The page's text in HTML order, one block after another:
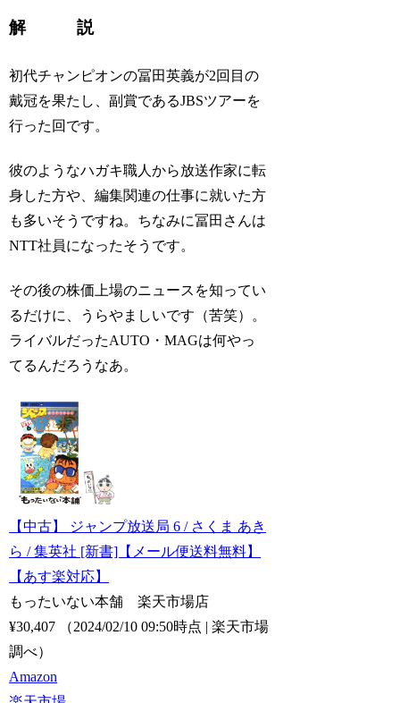
解 説
初代チャンピオンの冨田英義が2回目の
戴冠を果たし、副賞であるJBSツアーを
行った回です。
彼のようなハガキ職人から放送作家に転
身した方や、編集関連の仕事に就いた方
も多いそうですね。ちなみに冨田さんは
NTT社員になったそうです。
その後の株価上場のニュースを知ってい
るだけに、うらやましいです（苦笑）。
ライバルだったAUTO・MAGは何やっ
てるんだろうなあ。
【中古】 ジャンプ放送局 6 / さくま あき
ら / 集英社 [新書]【メール便送料無料】
【あす楽対応】
もったいない本舗 楽天市場店
¥30,407
（2024/02/10 09:50時点 | 楽天市場
調べ）
Amazon